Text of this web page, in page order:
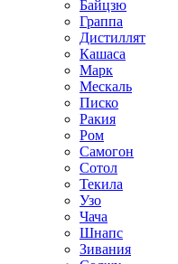
Байцзю
Граппа
Дистиллят
Кашаса
Марк
Мескаль
Писко
Ракия
Ром
Самогон
Сотол
Текила
Узо
Чача
Шнапс
Зивания